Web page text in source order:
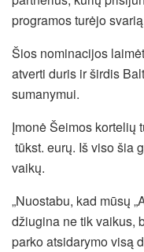
programos turėjo
Šios nominacijos
atverti duris ir širdis
sumanymui.
Įmonė Šeimos kortelių
tūkst. eurų. Iš viso šia
vaikų.
„Nuostabu, kad mūsų
džiugina ne tik vaikus,
parko atsidarymo visą